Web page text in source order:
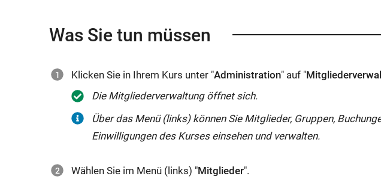
i
r
d
i
n
Was Sie tun müssen
Klicken Sie in Ihrem Kurs unter "Administration" auf "
Die Mitgliederverwaltung öffnet sich.
Über das Menü (links) können Sie Mitglieder, Gruppen,
Einwilligungen des Kurses einsehen und verwalten.
Wählen Sie im Menü (links) "Mitglieder".